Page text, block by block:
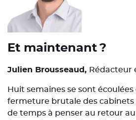
Et maintenant ?
Julien Brousseaud, Rédacteur
Huit semaines se sont écoulées
fermeture brutale des
de temps à penser au retour